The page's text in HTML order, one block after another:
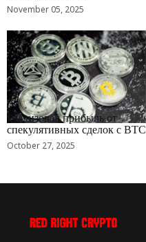
November 05, 2025
RRCNEWS_RU
Реализовал прибыль от
спекулятивных сделок с BTC
October 27, 2025